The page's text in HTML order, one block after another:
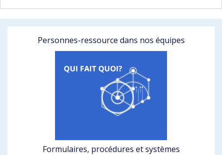
Personnes-ressource dans nos équipes
Formulaires, procédures et systèmes